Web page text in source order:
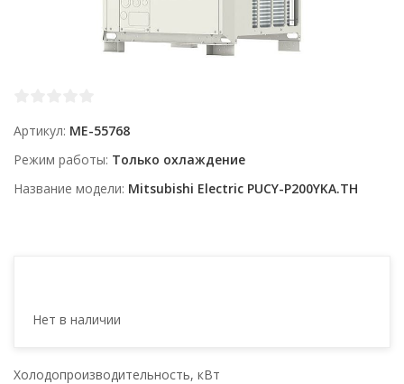
Артикул ME-55768
Режим работы Только охлаждение
Название модели Mitsubishi Electric PUCY-P200YKA.TH
Нет в наличии
Холодопроизводительность, кВт